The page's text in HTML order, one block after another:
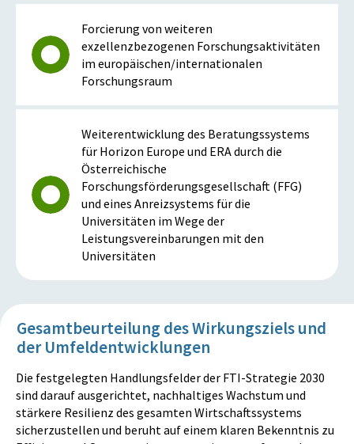
Forcierung von weiteren
exzellenzbezogenen Forschungsaktivitäten
im europäischen/internationalen
Forschungsraum
Weiterentwicklung des Beratungssystems
für Horizon Europe und ERA durch die
Österreichische
Forschungsförderungsgesellschaft (FFG)
und eines Anreizsystems für die
Universitäten im Wege der
Leistungsvereinbarungen mit den
Universitäten
Gesamtbeurteilung des Wirkungsziels und
der Umfeldentwicklungen
Die festgelegten Handlungsfelder der FTI-Strategie 2030
sind darauf ausgerichtet, nachhaltiges Wachstum und
stärkere Resilienz des gesamten Wirtschaftssystems
sicherzustellen und beruht auf einem klaren Bekenntnis zu